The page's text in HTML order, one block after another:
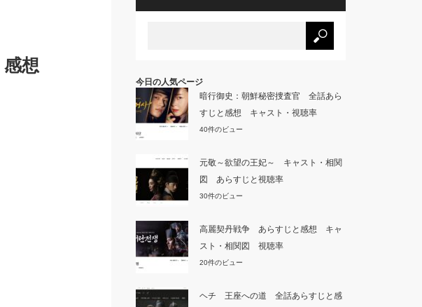
想
今日の人気ページ
暗行御史：朝鮮秘密捜査官 全話あら
すじと感想 キャスト・視聴率
40件のビュー
元敬～欲望の王妃～ キャスト・相関
図 あらすじと視聴率
30件のビュー
高麗契丹戦争 あらすじと感想 キャ
スト・相関図 視聴率
20件のビュー
ヘチ 王座への道 全話あらすじと感